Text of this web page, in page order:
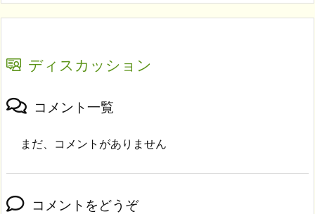
ディスカッション
コメント一覧
まだ、コメントがありません
コメントをどうぞ